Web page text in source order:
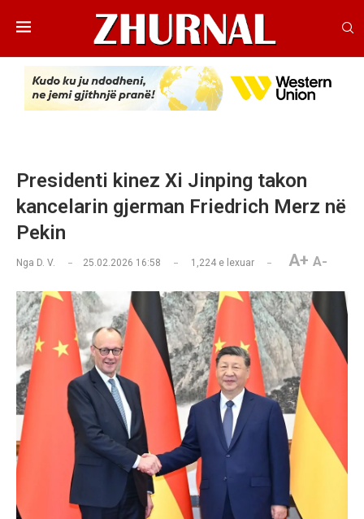
Presidenti kinez Xi Jinping takon
kancelarin gjerman Friedrich Merz në
Pekin
Nga D. V. 25.02.2026 16:58 1,224 e lexuar A+ A-